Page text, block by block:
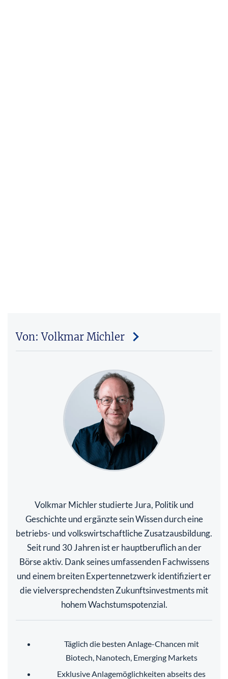
Von: Volkmar Michler
Volkmar Michler studierte Jura, Politik und
Geschichte und ergänzte sein Wissen durch eine
betriebs- und volkswirtschaftliche Zusatzausbildung.
Seit rund 30 Jahren ist er hauptberuflich an der
Börse aktiv. Dank seines umfassenden Fachwissens
und einem breiten Expertennetzwerk identifiziert er
die vielversprechendsten Zukunftsinvestments mit
hohem Wachstumspotenzial.
Täglich die besten Anlage-Chancen mit
Biotech, Nanotech, Emerging Markets
Exklusive Anlagemöglichkeiten abseits des